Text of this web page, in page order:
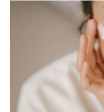
moda & ljepota